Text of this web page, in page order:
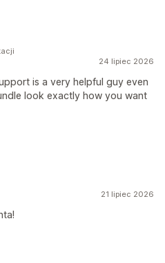
24 lipiec 2026
is a very helpful guy even
look exactly how you want
21 lipiec 2026